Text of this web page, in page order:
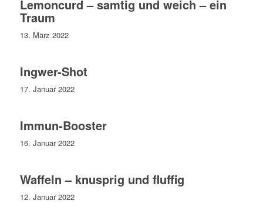
Lemoncurd – samtig und weich – ein
Traum
13. März 2022
Ingwer-Shot
17. Januar 2022
Immun-Booster
16. Januar 2022
Waffeln – knusprig und fluffig
12. Januar 2022